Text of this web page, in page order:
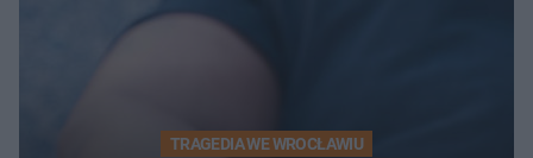
TRAGEDIA WE WROCŁAWIU